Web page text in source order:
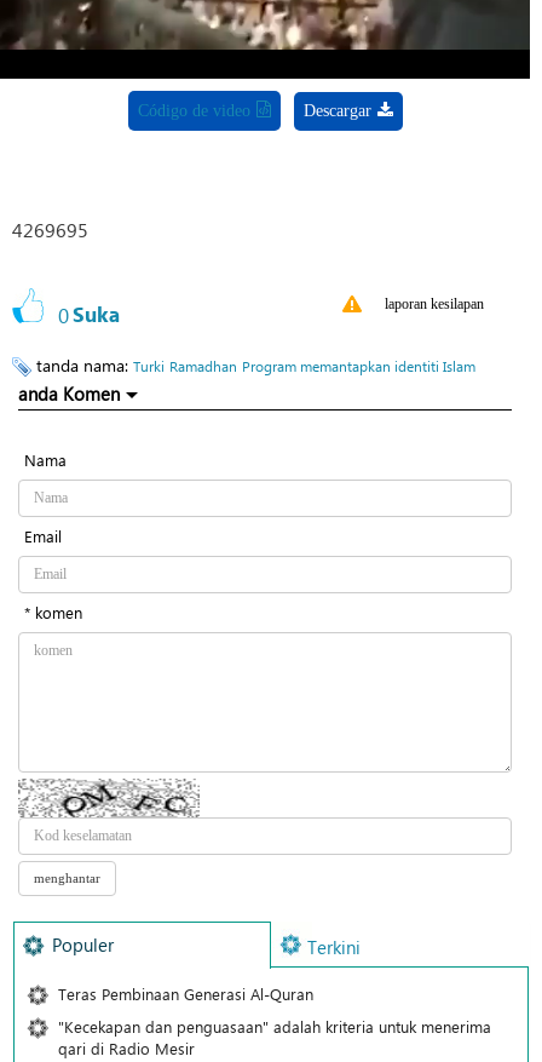
Código de video Descargar
4269695
0Suka laporan kesilapan
tanda nama: Turki Ramadhan Program memantapkan identiti Islam
anda Komen
Nama
Email
* komen
Populer Terkini
Teras Pembinaan Generasi Al-Quran
"Kecekapan dan penguasaan" adalah kriteria untuk menerima
qari di Radio Mesir